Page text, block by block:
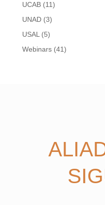
UCAB(11)
UNAD(3)
USAL (5)
Webinars(41)